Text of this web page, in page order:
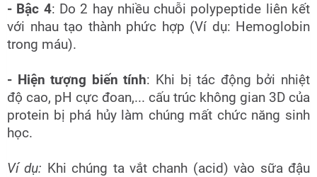
- Bậc 4: Do 2 hay nhiều chuỗi polypeptide liên kết
với nhau tạo thành phức hợp (Ví dụ: Hemoglobin
trong máu).
- Hiện tượng biến tính: Khi bị tác động bởi nhiệt
độ cao, pH cực đoan,... cấu trúc không gian 3D của
protein bị phá hủy làm chúng mất chức năng sinh
học.
Ví dụ: Khi chúng ta vắt chanh (acid) vào sữa đậu